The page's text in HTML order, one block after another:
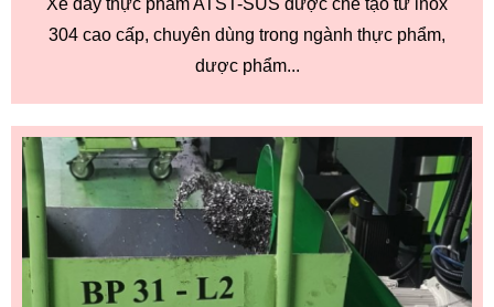
Xe đẩy thực phẩm ATST-SUS được chế tạo từ inox
304 cao cấp, chuyên dùng trong ngành thực phẩm,
dược phẩm...